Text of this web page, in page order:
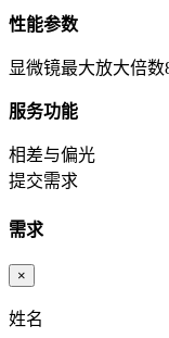
性能参数
显微镜最大放大倍数
服务功能
相差与偏光
提交需求
需求
×
姓名